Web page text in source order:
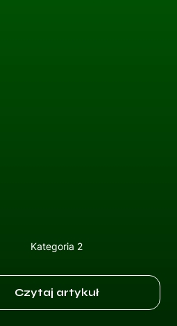
Kategoria 2
Czytaj artykuł